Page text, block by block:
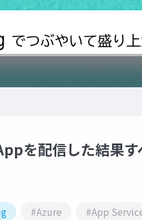
を配信した結果す
#Azure #App